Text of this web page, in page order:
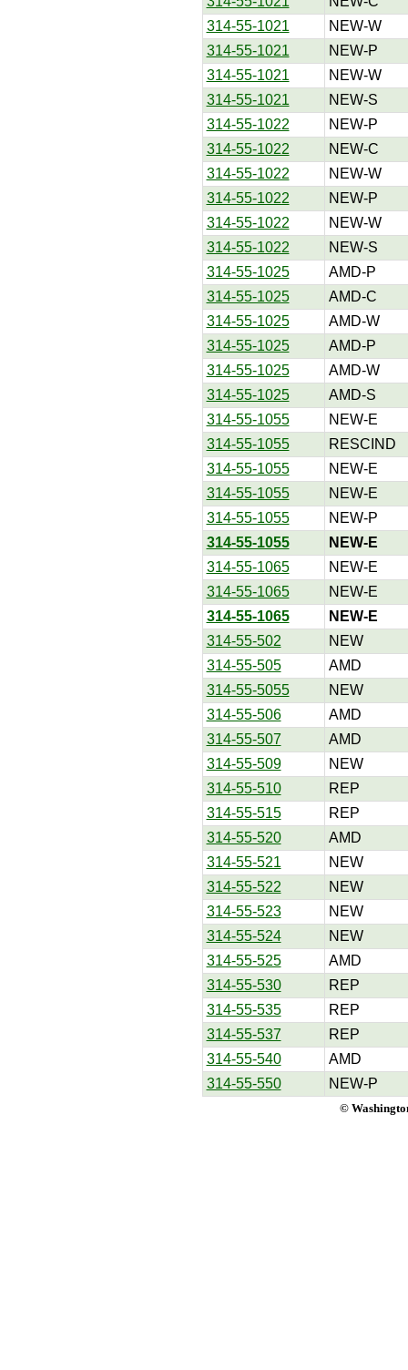
314-55-1021
NEW-W
314-55-1021
NEW-P
314-55-1021
NEW-W
314-55-1021
NEW-S
314-55-1022
NEW-P
314-55-1022
NEW-C
314-55-1022
NEW-W
314-55-1022
NEW-P
314-55-1022
NEW-W
314-55-1022
NEW-S
314-55-1025
AMD-P
314-55-1025
AMD-C
314-55-1025
AMD-W
314-55-1025
AMD-P
314-55-1025
AMD-W
314-55-1025
AMD-S
314-55-1055
NEW-E
314-55-1055
RESCIND
314-55-1055
NEW-E
314-55-1055
NEW-E
314-55-1055
NEW-P
314-55-1055
NEW-E
314-55-1065
NEW-E
314-55-1065
NEW-E
314-55-1065
NEW-E
314-55-502
NEW
314-55-505
AMD
314-55-5055
NEW
314-55-506
AMD
314-55-507
AMD
314-55-509
NEW
314-55-510
REP
314-55-515
REP
314-55-520
AMD
314-55-521
NEW
314-55-522
NEW
314-55-523
NEW
314-55-524
NEW
314-55-525
AMD
314-55-530
REP
314-55-535
REP
314-55-537
REP
314-55-540
AMD
314-55-550
NEW-P
©